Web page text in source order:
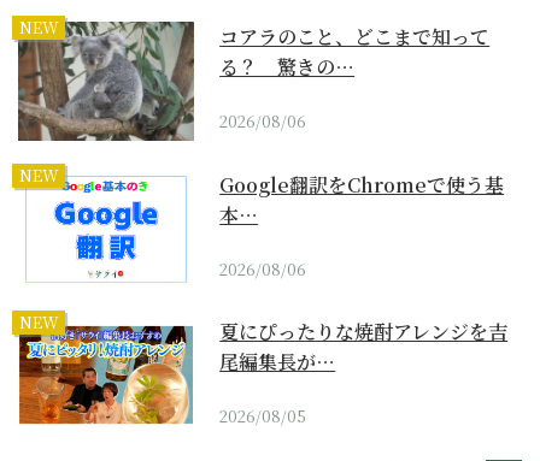
NEW
コアラのこと、どこまで知って
る？ 驚きの…
2026/08/06
NEW
Google翻訳をChromeで使う基
本…
2026/08/06
NEW
夏にぴったりな焼酎アレンジを吉
尾編集長が…
2026/08/05